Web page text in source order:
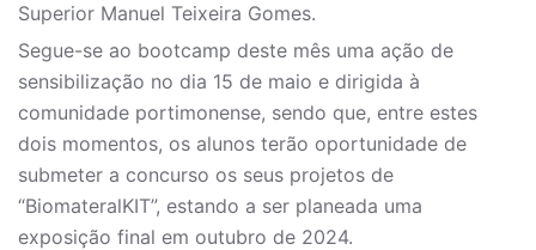
Superior Manuel Teixeira Gomes.
Segue-se ao bootcamp deste mês uma ação de
sensibilização no dia 15 de maio e dirigida à
comunidade portimonense, sendo que, entre estes
dois momentos, os alunos terão oportunidade de
submeter a concurso os seus projetos de
“BiomateralKIT”, estando a ser planeada uma
exposição final em outubro de 2024.